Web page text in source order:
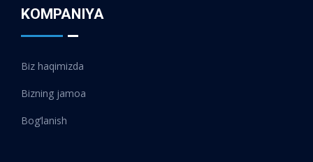
KOMPANIYA
Biz haqimizda
Bizning jamoa
Bog‘lanish